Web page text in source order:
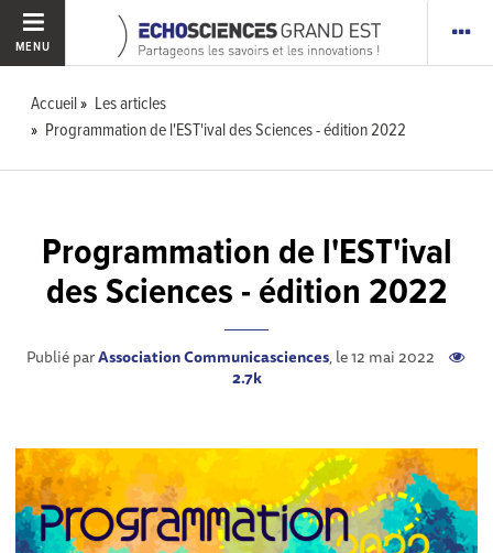
MENU
Accueil
Les articles
Programmation de l'EST'ival des Sciences - édition 2022
Programmation de l'EST'ival
des Sciences - édition 2022
Publié parAssociation Communicasciences, le 12 mai 2022
2.7k